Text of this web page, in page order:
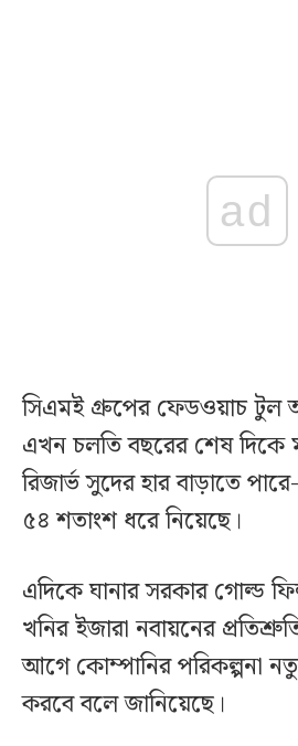
ad
সিএমই গ্রুপের ফেডওয়াচ টুল
এখন চলতি বছরের শেষ দিকে
রিজার্ভ সুদের হার বাড়াতে
৫৪ শতাংশ ধরে নিয়েছে।
এদিকে ঘানার সরকার গোল্ড
খনির ইজারা নবায়নের
আগে কোম্পানির পরিকল্পনা
করবে বলে জানিয়েছে।